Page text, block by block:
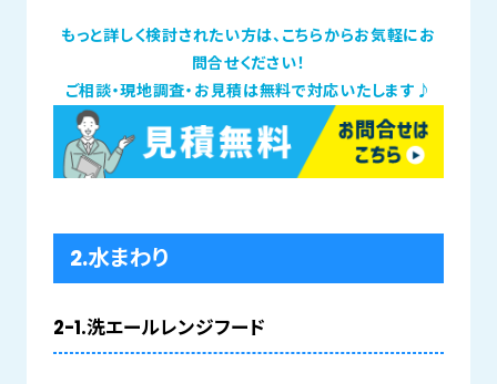
もっと詳しく検討されたい方は、こちらからお気軽にお
問合せください！
ご相談・現地調査・お見積は無料で対応いたします♪
2.水まわり
2-1.洗エールレンジフード